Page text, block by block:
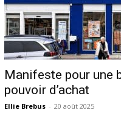
Manifeste pour une
pouvoir d’achat
Ellie Brebus - 20 août 2025